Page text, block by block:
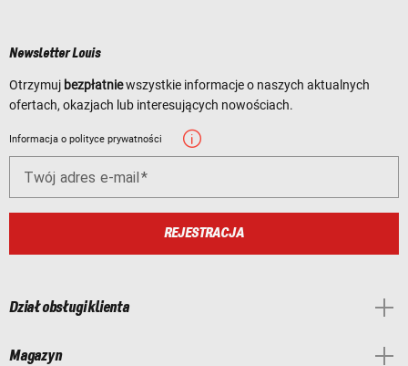
Newsletter Louis
Otrzymuj bezpłatniewszystkie informacje o naszych aktualnych
ofertach, okazjach lub interesujących nowościach.
Informacja o polityce prywatności
Twój adres e-mail
REJESTRACJA
Dział obsługi klienta
Magazyn